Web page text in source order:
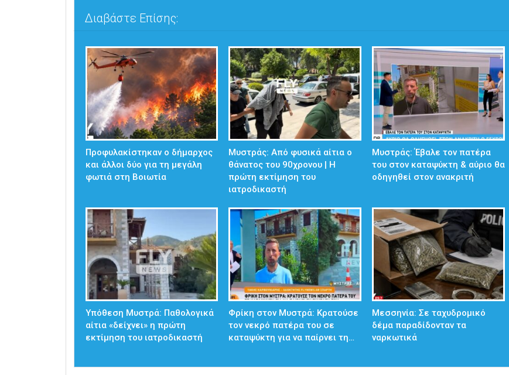
Διαβάστε Επίσης:
Προφυλακίστηκαν ο δήμαρχος
και άλλοι δύο για τη μεγάλη
φωτιά στη Βοιωτία
Μυστράς: Από φυσικά αίτια ο
θάνατος του 90χρονου | Η
πρώτη εκτίμηση του
ιατροδικαστή
Μυστράς: Έβαλε τον πατέρα
του στον καταψύκτη & αύριο θα
οδηγηθεί στον ανακριτή
Υπόθεση Μυστρά: Παθολογικά
αίτια «δείχνει» η πρώτη
εκτίμηση του ιατροδικαστή
Φρίκη στον Μυστρά: Κρατούσε
τον νεκρό πατέρα του σε
καταψύκτη για να παίρνει τη…
Μεσσηνία: Σε ταχυδρομικό
δέμα παραδίδονταν τα
ναρκωτικά